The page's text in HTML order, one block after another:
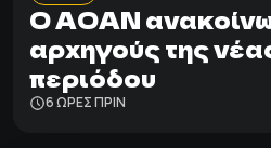
Ο ΑΟΑΝ
αρχηγούς της
περιόδου
6 ΩΡΕΣ ΠΡΙΝ